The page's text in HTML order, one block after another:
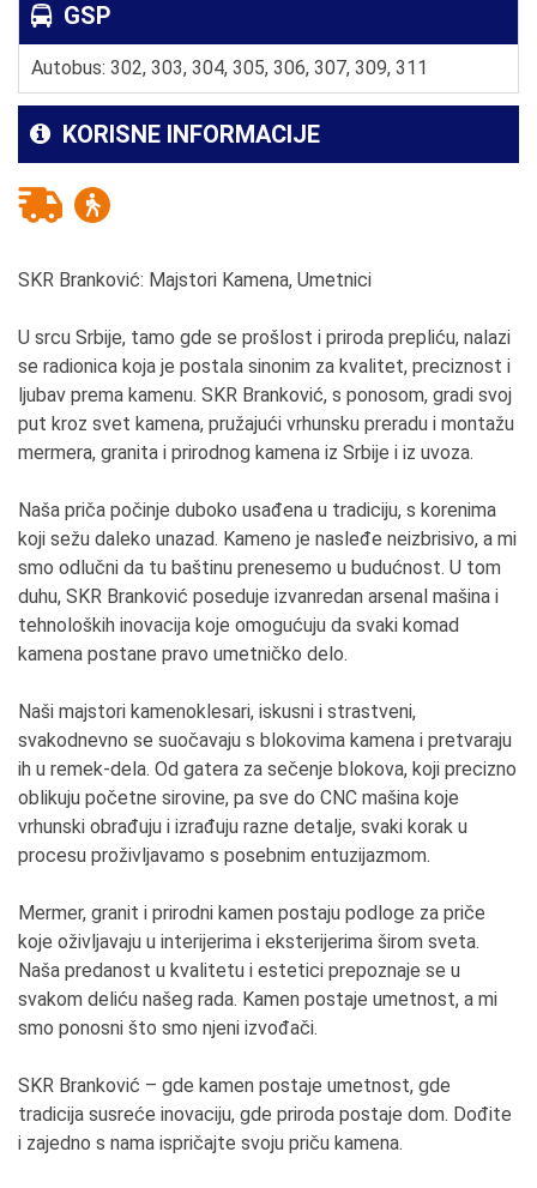
GSP
Autobus: 302, 303, 304, 305, 306, 307, 309, 311
KORISNE INFORMACIJE
SKR Branković: Majstori Kamena, Umetnici
U srcu Srbije, tamo gde se prošlost i priroda prepliću, nalazi
se radionica koja je postala sinonim za kvalitet, preciznost i
ljubav prema kamenu. SKR Branković, s ponosom, gradi svoj
put kroz svet kamena, pružajući vrhunsku preradu i montažu
mermera, granita i prirodnog kamena iz Srbije i iz uvoza.
Naša priča počinje duboko usađena u tradiciju, s korenima
koji sežu daleko unazad. Kameno je nasleđe neizbrisivo, a mi
smo odlučni da tu baštinu prenesemo u budućnost. U tom
duhu, SKR Branković poseduje izvanredan arsenal mašina i
tehnoloških inovacija koje omogućuju da svaki komad
kamena postane pravo umetničko delo.
Naši majstori kamenoklesari, iskusni i strastveni,
svakodnevno se suočavaju s blokovima kamena i pretvaraju
ih u remek-dela. Od gatera za sečenje blokova, koji precizno
oblikuju početne sirovine, pa sve do CNC mašina koje
vrhunski obrađuju i izrađuju razne detalje, svaki korak u
procesu proživljavamo s posebnim entuzijazmom.
Mermer, granit i prirodni kamen postaju podloge za priče
koje oživljavaju u interijerima i eksterijerima širom sveta.
Naša predanost u kvalitetu i estetici prepoznaje se u
svakom deliću našeg rada. Kamen postaje umetnost, a mi
smo ponosni što smo njeni izvođači.
SKR Branković – gde kamen postaje umetnost, gde
tradicija susreće inovaciju, gde priroda postaje dom. Dođite
i zajedno s nama ispričajte svoju priču kamena.